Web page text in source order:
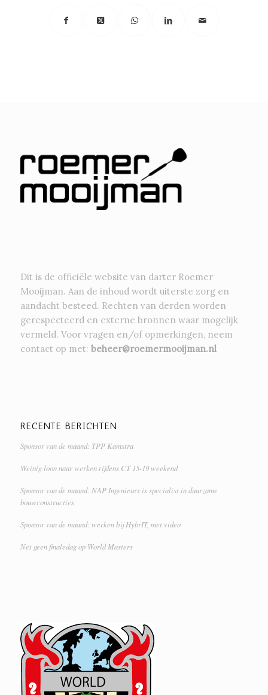
Dit is de officiële website van darter Roemer
Mooijman. Aan de inhoud wordt uiterste zorg en
aandacht besteed. Rechten van derden worden
gerespecteerd en externe bronnen waar mogelijk
vermeld. Voor vragen en/of opmerkingen, neem
contact op met: beheer@roemermooijman.nl
RECENTE BERICHTEN
Sponsor van de maand: TPP Kamstra
Weinig loon naar werken tijdens CT 15-19 weekend
Sponsor van de maand: NAP Ingenieurs is specialist in duurzame
bouwconstructies
Sponsor van de maand: werken bij HybrIT, met video
Net geen finaledag op World Masters